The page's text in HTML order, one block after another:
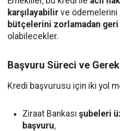
karşılayabilir ve ödemelerini
bütçelerini zorlamadan
olabilecekler.
Başvuru Süreci ve
Kredi başvurusu için iki yol
Ziraat Bankası şubeleri
başvuru,